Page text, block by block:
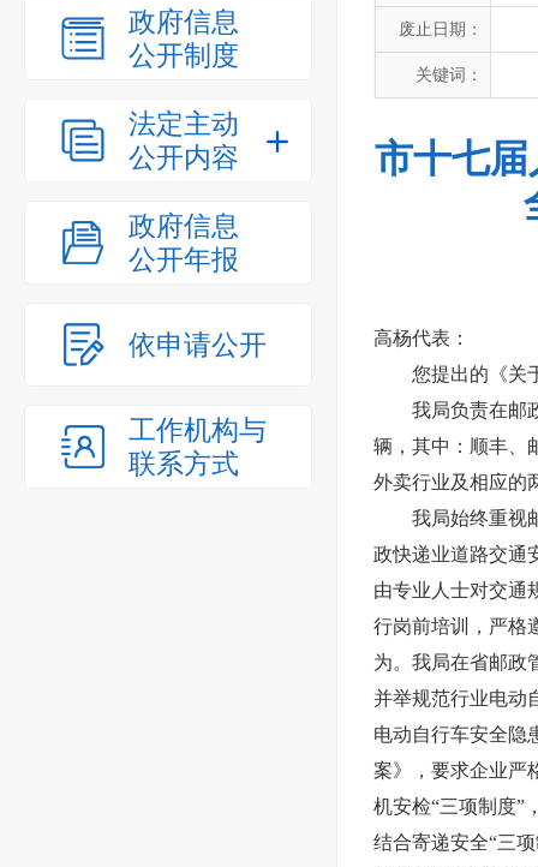
政府信息
公开制度
法定主动
公开内容
政府信息
公开年报
依申请公开
工作机构与
联系方式
废止日期：
关键词：
市十七
高杨代表：
您提出的《关于
我局负责在邮政
辆，其中：顺丰、
外卖行业及相应的
我局始终重视邮
政快递业道路交通
由专业人士对交通
行岗前培训，严格
为。我局在省邮政
并举规范行业电动
电动自行车安全隐
案》，要求企业严
机安检“三项制度”
结合寄递安全“三